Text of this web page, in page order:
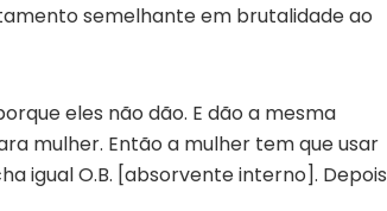
semelhante em brutalidade ao
eles não dão. E dão a mesma
mulher. Então a mulher tem que usar
igual O.B. [absorvente interno]. Depois